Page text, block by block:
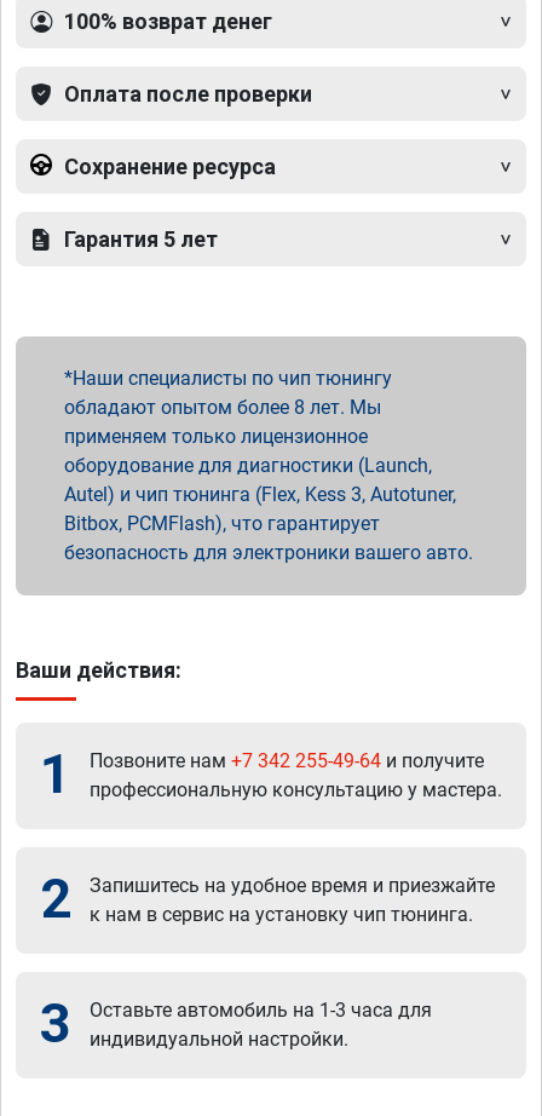
100% возврат денег
Оплата после проверки
Сохранение ресурса
Гарантия 5 лет
Наши специалисты по чип тюнингу
обладают опытом более 8 лет. Мы
применяем только лицензионное
оборудование для диагностики (Launch,
Autel) и чип тюнинга (Flex, Kess 3, Autotuner,
Bitbox, PCMFlash), что гарантирует
безопасность для электроники вашего авто.
Ваши действия:
1 Позвоните нам +7 342 255-49-64 и получите
профессиональную консультацию у мастера.
2
Запишитесь на удобное время и приезжайте
к нам в сервис на установку чип тюнинга.
3
Оставьте автомобиль на 1-3 часа для
индивидуальной настройки.